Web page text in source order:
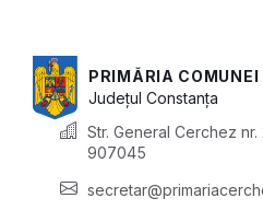
PRIMĂRIA COMUNEI
JudețulConstanța
Str. General Cerchez nr.
907045